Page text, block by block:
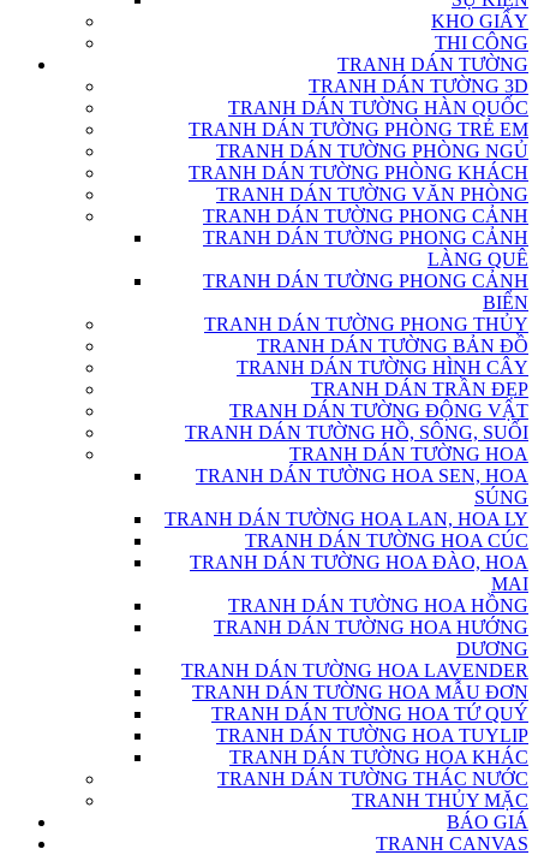
KHO GIẤY
THI CÔNG
TRANH DÁN TƯỜNG
TRANH DÁN TƯỜNG 3D
TRANH DÁN TƯỜNG HÀN QUỐC
TRANH DÁN TƯỜNG PHÒNG TRẺ EM
TRANH DÁN TƯỜNG PHÒNG NGỦ
TRANH DÁN TƯỜNG PHÒNG KHÁCH
TRANH DÁN TƯỜNG VĂN PHÒNG
TRANH DÁN TƯỜNG PHONG CẢNH
TRANH DÁN TƯỜNG PHONG CẢNH
LÀNG QUÊ
TRANH DÁN TƯỜNG PHONG CẢNH
BIỂN
TRANH DÁN TƯỜNG PHONG THỦY
TRANH DÁN TƯỜNG BẢN ĐỒ
TRANH DÁN TƯỜNG HÌNH CÂY
TRANH DÁN TRẦN ĐẸP
TRANH DÁN TƯỜNG ĐỘNG VẬT
TRANH DÁN TƯỜNG HỒ, SÔNG, SUỐI
TRANH DÁN TƯỜNG HOA
TRANH DÁN TƯỜNG HOA SEN, HOA
SÚNG
TRANH DÁN TƯỜNG HOA LAN, HOA LY
TRANH DÁN TƯỜNG HOA CÚC
TRANH DÁN TƯỜNG HOA ĐÀO, HOA
MAI
TRANH DÁN TƯỜNG HOA HỒNG
TRANH DÁN TƯỜNG HOA HƯỚNG
DƯƠNG
TRANH DÁN TƯỜNG HOA LAVENDER
TRANH DÁN TƯỜNG HOA MẪU ĐƠN
TRANH DÁN TƯỜNG HOA TỨ QUÝ
TRANH DÁN TƯỜNG HOA TUYLIP
TRANH DÁN TƯỜNG HOA KHÁC
TRANH DÁN TƯỜNG THÁC NƯỚC
TRANH THỦY MẶC
BÁO GIÁ
TRANH CANVAS